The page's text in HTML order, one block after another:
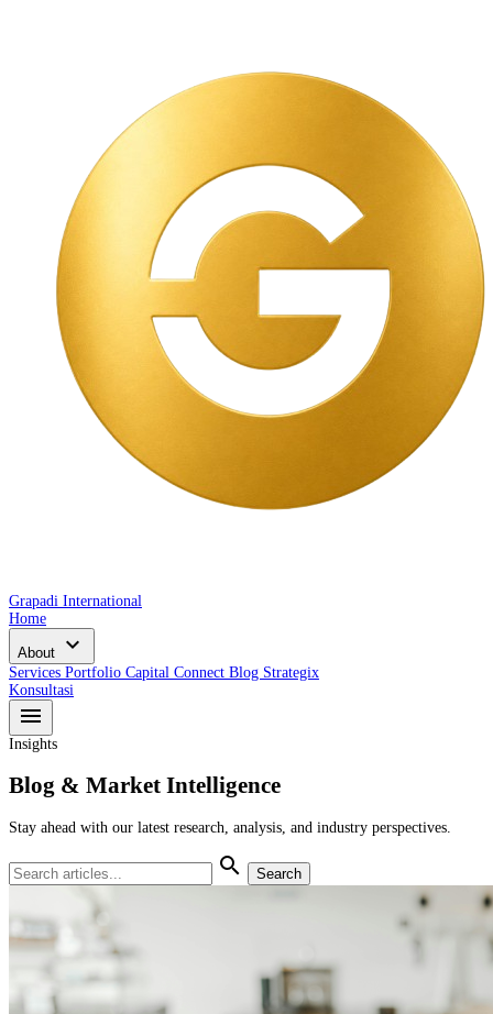
Grapadi International
Home
About expand_more
Services Portfolio Capital Connect Blog Strategix
Konsultasi
menu
Insights
Blog & Market Intelligence
Stay ahead with our latest research, analysis, and industry perspectives.
search Search